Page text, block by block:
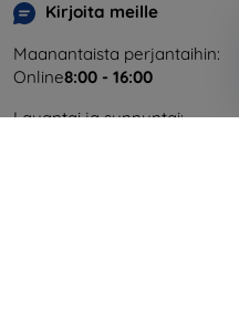
Kirjoita meille
Maanantaista perjantaihin:
Online8:00 - 16:00
Lauantai ja sunnuntai: